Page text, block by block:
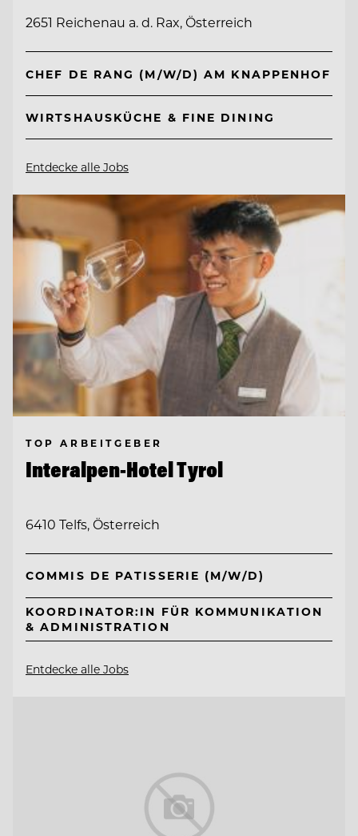
2651 Reichenau a. d. Rax, Österreich
CHEF DE RANG (M/W/D) AM KNAPPENHOF
WIRTSHAUSKÜCHE & FINE DINING
Entdecke alle Jobs
TOP ARBEITGEBER
Interalpen-Hotel Tyrol
6410 Telfs, Österreich
COMMIS DE PATISSERIE (M/W/D)
KOORDINATOR:IN FÜR KOMMUNIKATION
& ADMINISTRATION
Entdecke alle Jobs